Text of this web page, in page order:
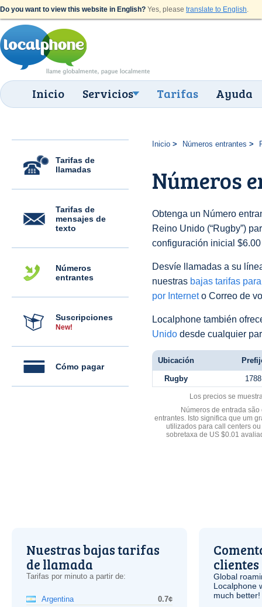
Do you want to view this website in English? Yes, please translate to English.
Inicio Servicios Tarifas Ayuda
Tarifas de
llamadas
Tarifas de
mensajes de
texto
Números
entrantes
Suscripciones
New!
Cómo pagar
Inicio Números entrantes
Números
Obtenga un Número
Reino Unido (“Rugby”)
configuración inicial
Desvíe llamadas a su
nuestras bajas tarifas
por Interneto Correo de
Localphone también
Unido desde cualquier
Ubicación
Rugby 1788
Los precios se
Números de entrada
entrantes. Isto significa que um
utilizados para call centers
sobretaxa de US $0.01
Nuestras bajas tarifas
de llamada
Tarifas por minuto a partir de:
Argentina
0.7¢
clientes
Global
Localphone
much better!